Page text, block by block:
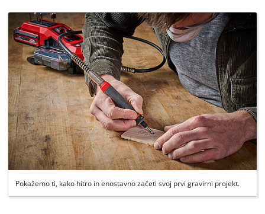
Pokažemo ti, kako hitro in enostavno začeti svoj prvi gravirni projekt.